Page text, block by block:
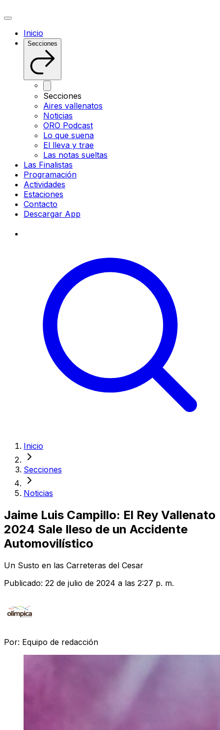
Inicio
Secciones
Secciones
Aires vallenatos
Noticias
ORO Podcast
Lo que suena
El lleva y trae
Las notas sueltas
Las Finalistas
Programación
Actividades
Estaciones
Contacto
Descargar App
Inicio
Secciones
Noticias
Jaime Luis Campillo: El Rey Vallenato
2024 Sale Ileso de un Accidente
Automovilístico
Un Susto en las Carreteras del Cesar
Publicado: 22 de julio de 2024 a las 2:27 p. m.
Por: Equipo de redacción